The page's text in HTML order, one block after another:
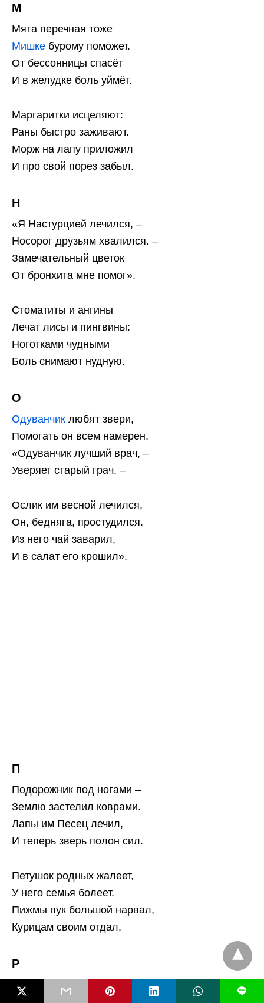
М
Мята перечная тоже
Мишке бурому поможет.
От бессонницы спасёт
И в желудке боль уймёт.
Маргаритки исцеляют:
Раны быстро заживают.
Морж на лапу приложил
И про свой порез забыл.
Н
«Я Настурцией лечился, –
Носорог друзьям хвалился. –
Замечательный цветок
От бронхита мне помог».
Стоматиты и ангины
Лечат лисы и пингвины:
Ноготками чудными
Боль снимают нудную.
О
Одуванчик любят звери,
Помогать он всем намерен.
«Одуванчик лучший врач, –
Уверяет старый грач. –
Ослик им весной лечился,
Он, бедняга, простудился.
Из него чай заварил,
И в салат его крошил».
П
Подорожник под ногами –
Землю застелил коврами.
Лапы им Песец лечил,
И теперь зверь полон сил.
Петушок родных жалеет,
У него семья болеет.
Пижмы пук большой нарвал,
Курицам своим отдал.
Р
У Ромашки
, у аптечной,
L